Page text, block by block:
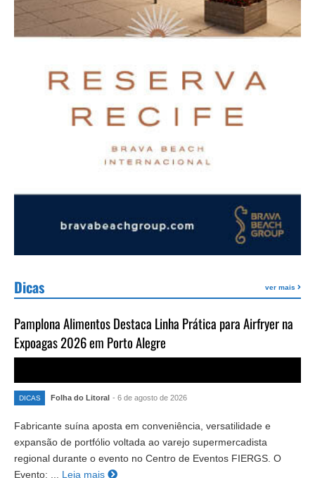
Dicas ver mais
Pamplona Alimentos Destaca Linha Prática para Airfryer na
Expoagas 2026 em Porto Alegre
DICAS Folha do Litoral - 6 de agosto de 2026
Fabricante suína aposta em conveniência, versatilidade e
expansão de portfólio voltada ao varejo supermercadista
regional durante o evento no Centro de Eventos FIERGS. O
Evento: ...
Leia mais